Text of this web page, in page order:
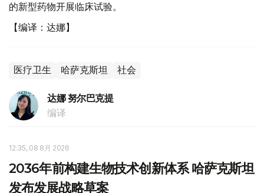
的新型药物开展临床试验。
【编译：达娜】
医疗卫生 哈萨克斯坦 社会
达娜 努尔巴克提
编译
12:35, 08 8月 2026
2036年前构建生物技术创新体系 哈萨克斯坦
发布发展战略草案